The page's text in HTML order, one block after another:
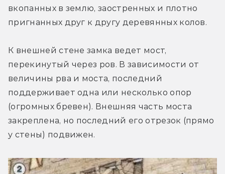
вкопанных в землю, заостренных и плотно
пригнанных друг к другу деревянных колов.
К внешней стене замка ведет мост,
перекинутый через ров. В зависимости от
величины рва и моста, последний
поддерживает одна или несколько опор
(огромных бревен). Внешняя часть моста
закреплена, но последний его отрезок (прямо
у стены) подвижен.